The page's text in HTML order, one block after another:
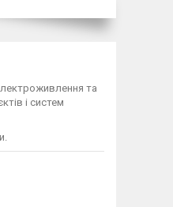
та
і систем